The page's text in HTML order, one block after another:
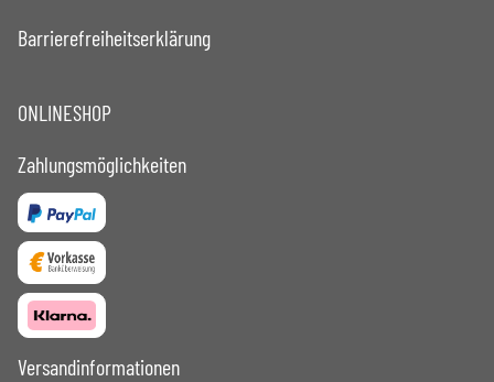
Barrierefreiheitserklärung
ONLINESHOP
Zahlungsmöglichkeiten
Versandinformationen